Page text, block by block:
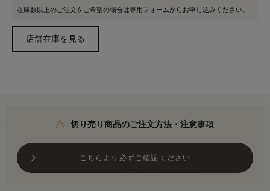
在庫数以上のご注文をご希望の場合は専用フォームからお申し込みください。
切り売り商品のご注文方法・注意事項
こちらより必ずご確認ください